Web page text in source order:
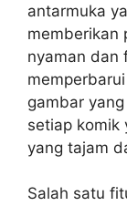
antarmuka
memberikan
nyaman dan
gambar
setiap komik
yang tajam
Salah satu